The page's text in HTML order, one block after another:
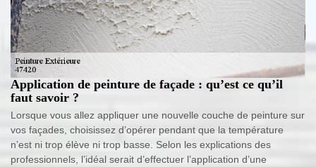
Application de peinture de façade : qu’est ce qu’il
faut savoir ?
Lorsque vous allez appliquer une nouvelle couche de peinture sur
vos façades, choisissez d’opérer pendant que la température
n’est ni trop élève ni trop basse. Selon les explications des
professionnels, l’idéal serait d’effectuer l’application d’une